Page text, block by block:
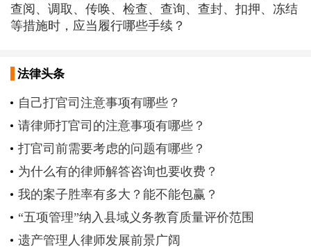
查阅、调取、传唤、检查、查询、查封、扣押、冻结
等措施时，应当履行哪些手续？
法律头条
自己打官司注意事项有哪些？
请律师打官司的注意事项有哪些？
打官司前需要考虑的问题有哪些？
为什么有的律师解答咨询也要收费？
我的案子胜率有多大？能不能包赢？
“五项管理”纳入县域义务教育质量评价范围
遗产管理人律师发展前景广阔